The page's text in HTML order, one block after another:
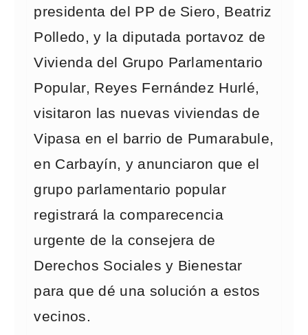
presidenta del PP de Siero, Beatriz
Polledo, y la diputada portavoz de
Vivienda del Grupo Parlamentario
Popular, Reyes Fernández Hurlé,
visitaron las nuevas viviendas de
Vipasa en el barrio de Pumarabule,
en Carbayín, y anunciaron que el
grupo parlamentario popular
registrará la comparecencia
urgente de la consejera de
Derechos Sociales y Bienestar
para que dé una solución a estos
vecinos.